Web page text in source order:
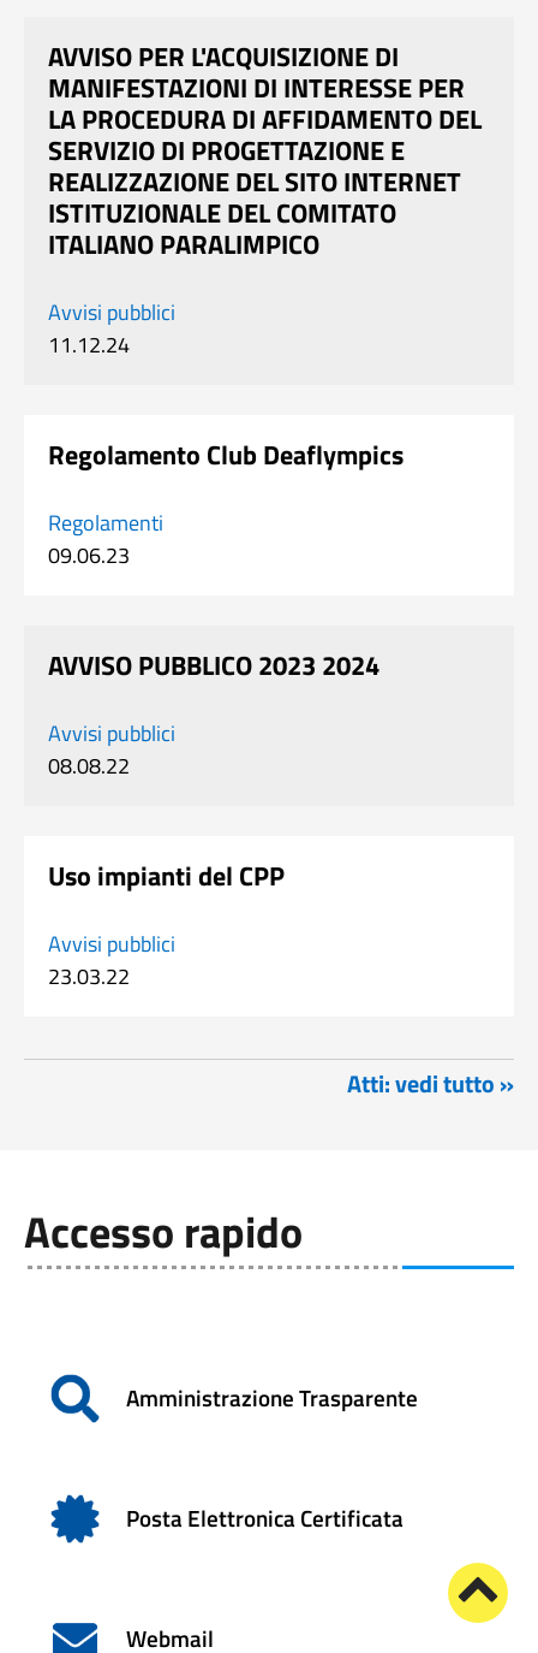
AVVISO PER L'ACQUISIZIONE DI
MANIFESTAZIONI DI INTERESSE PER
LA PROCEDURA DI AFFIDAMENTO DEL
SERVIZIO DI PROGETTAZIONE E
REALIZZAZIONE DEL SITO INTERNET
ISTITUZIONALE DEL COMITATO
ITALIANO PARALIMPICO
Avvisi pubblici
11.12.24
Regolamento Club Deaflympics
Regolamenti
09.06.23
AVVISO PUBBLICO 2023 2024
Avvisi pubblici
08.08.22
Uso impianti del CPP
Avvisi pubblici
23.03.22
Atti: vedi tutto »
Accesso rapido
Amministrazione Trasparente
Posta Elettronica Certificata
Webmail